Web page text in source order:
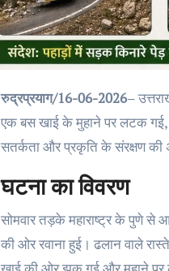
रुद्रप्रयाग/16-06-2026–
एक बस खाई के मुहाने पर लटक गई,
सतर्कता और प्रकृति के संरक्षण की
घटना का विवरण
सोमवार तड़के महाराष्ट्र के पुणे से
की ओर रवाना हुई। ढलान वाले